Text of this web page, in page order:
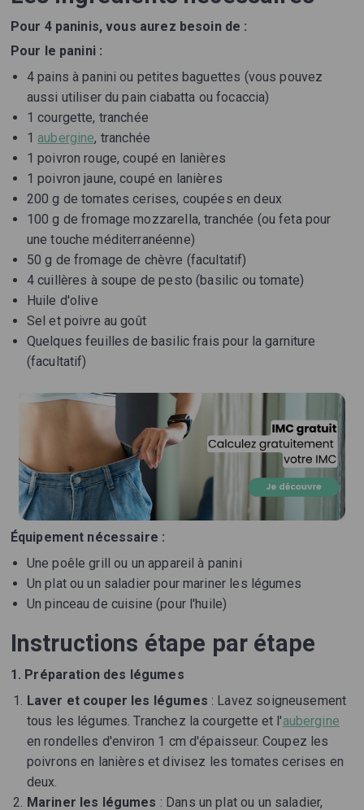
Pour 4 paninis, vous aurez besoin de :
Pour le panini :
4 pains à panini ou petites baguettes (vous pouvez
aussi utiliser du pain ciabatta ou focaccia)
1 courgette, tranchée
1 aubergine, tranchée
1 poivron rouge, coupé en lanières
1 poivron jaune, coupé en lanières
200 g de tomates cerises, coupées en deux
100 g de fromage mozzarella, tranchée (ou feta pour
une touche méditerranéenne)
50 g de fromage de chèvre (facultatif)
4 cuillères à soupe de pesto (basilic ou tomate)
Huile d'olive
Sel et poivre au goût
Quelques feuilles de basilic frais pour la garniture
(facultatif)
Équipement nécessaire :
Une poêle grill ou un appareil à panini
Un plat ou un saladier pour mariner les légumes
Un pinceau de cuisine (pour l'huile)
Instructions étape par étape
1. Préparation des légumes
Laver et couper les légumes : Lavez soigneusement
tous les légumes. Tranchez la courgette et l'aubergine
en rondelles d'environ 1 cm d'épaisseur. Coupez les
poivrons en lanières et divisez les tomates cerises en
deux.
Mariner les légumes : Dans un plat ou un saladier,